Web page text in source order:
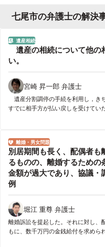
七尾市の弁護士の解決
遺産相続
分野
遺産の相続について他の
い。
宮崎 昇一郎 弁護士
遺産分割調停の手続を利用し，き
すでに相手方が払い戻しを受けてい
離婚・男女問題
分野
別居期間も長く、配偶者
るものの、離婚するため
金額が過大であり、協議
例
堀江 重尊 弁護士
離婚訴訟を提起した。それに対し、
もに、数千万円の金銭給付を求めら
求が認められる形で離婚が認めら